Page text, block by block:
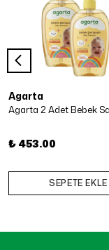
Agarta
₺ 453.00
SEPETE EKLE
Paylaştığım bilgilerin
almayı kabul ediyorum.